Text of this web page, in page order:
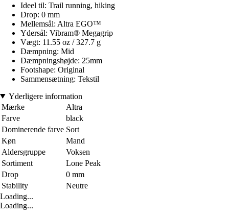
Ideel til: Trail running, hiking
Drop: 0 mm
Mellemsål: Altra EGO™
Ydersål: Vibram® Megagrip
Vægt: 11.55 oz / 327.7 g
Dæmpning: Mid
Dæmpningshøjde: 25mm
Footshape: Original
Sammensætning: Tekstil
Yderligere information
Mærke
Altra
Farve
black
Dominerende farve Sort
Køn
Mand
Aldersgruppe
Voksen
Sortiment
Lone Peak
Drop
0 mm
Stability
Neutre
Loading...
Loading...